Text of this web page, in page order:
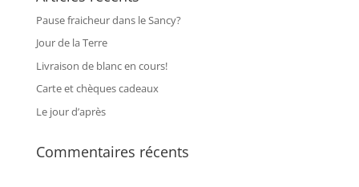
Pause fraicheur dans le Sancy?
Jour de la Terre
Livraison de blanc en cours!
Carte et chèques cadeaux
Le jour d’après
Commentaires récents